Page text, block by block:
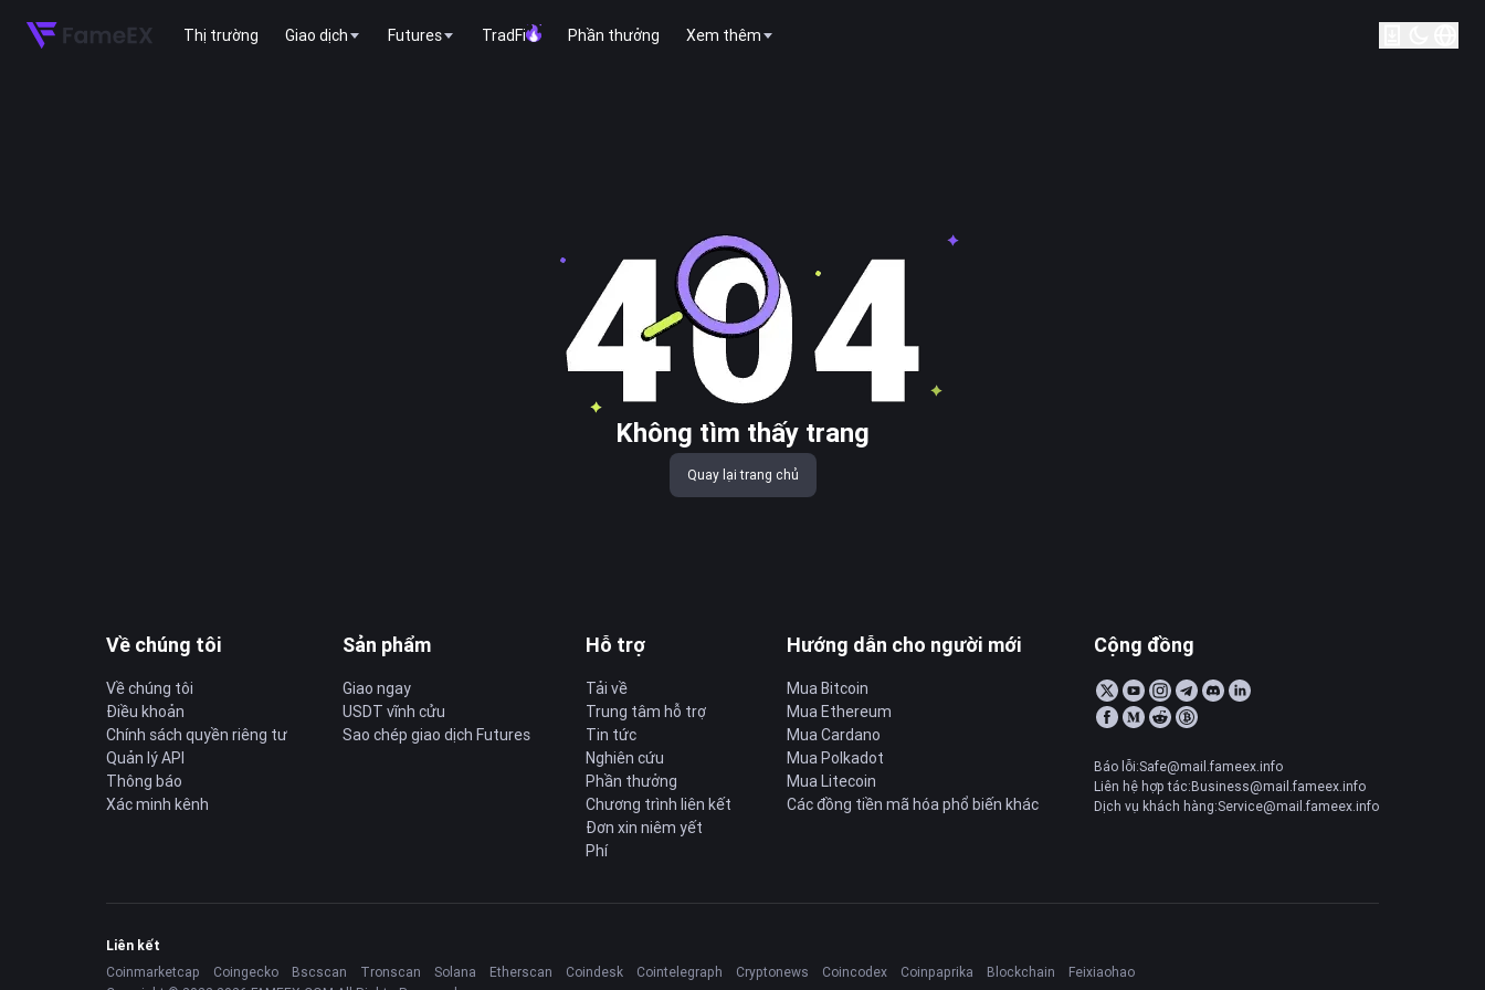
Thị trường Giao dịch Futures TradFi Phần thưởng Xem thêm
Không tìm thấy trang
Quay lại trang chủ
Về chúng tôi
Về chúng tôi
Điều khoản
Chính sách quyền riêng tư
Quản lý API
Thông báo
Xác minh kênh
Sản phẩm
Giao ngay
USDT vĩnh cửu
Sao chép giao dịch Futures
Hỗ trợ
Tải về
Trung tâm hỗ trợ
Tin tức
Nghiên cứu
Phần thưởng
Chương trình liên kết
Đơn xin niêm yết
Phí
Hướng dẫn cho người mới
Mua Bitcoin
Mua Ethereum
Mua Cardano
Mua Polkadot
Mua Litecoin
Các đồng tiền mã hóa phổ biến khác
Cộng đồng
Báo lỗi:Safe@mail.fameex.info
Liên hệ hợp tác:Business@mail.fameex.info
Dịch vụ khách hàng:Service@mail.fameex.info
Liên kết
Coinmarketcap
Coingecko Bscscan Tronscan Solana Etherscan Coindesk Cointelegraph Cryptonews Coincodex Coinpaprika Blockchain
Feixiaohao